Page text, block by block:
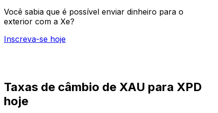
Você sabia que é possível enviar dinheiro para o
exterior com a Xe?
Inscreva-se hoje
Taxas de câmbio de XAU para XPD
hoje